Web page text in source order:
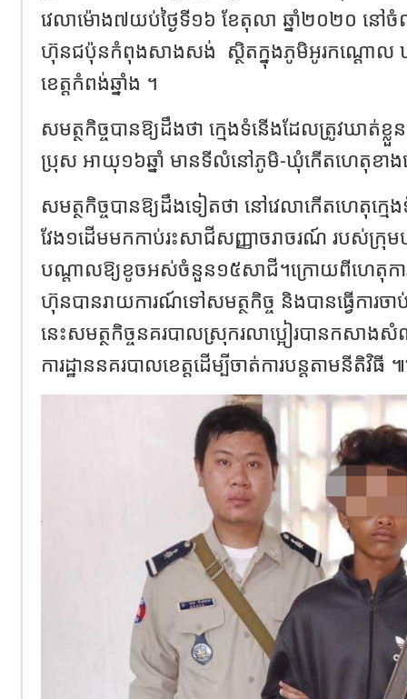
វេលាម៉ោង៧យប់ថ្ងៃទី១៦ ខែតុលា ឆ្នាំ២០២០ នៅចំ
ហ៊ុនជប៉ុនកំពុងសាងសង់
ស្ថិតក្នុងភូមិអូរកណ្តោល
ខេត្តកំពង់ឆ្នាំង ។
សមត្ថកិច្ចបានឱ្យដឹងថា ក្មេងទំនើងដែលត្រូវឃាត់ខ្
ប្រុស អាយុ១៦ឆ្នាំ មានទីលំនៅភូមិ-ឃុំកើតហេតុខា
សមត្ថកិច្ចបានឱ្យដឹងទៀតថា នៅវេលាកើតហេតុក្ម
វែង១ដើមមកកាប់រះសាជីសញ្ញាចរាចរណ៍ របស់ក្រុម
បណ្តាលឱ្យខូចអស់ចំនួន១៥សាជី។ក្រោយពីហេតុការ
ហ៊ុនបានរាយការណ៍ទៅសមត្ថកិច្ច និងបានធ្វើការចា
នេះសមត្ថកិច្ចនគរបាលស្រុករលាប្អៀរបានកសា
ការដ្ឋាននគរបាលខេត្តដើម្បីចាត់ការបន្តតាមនីតិវិធី ៕